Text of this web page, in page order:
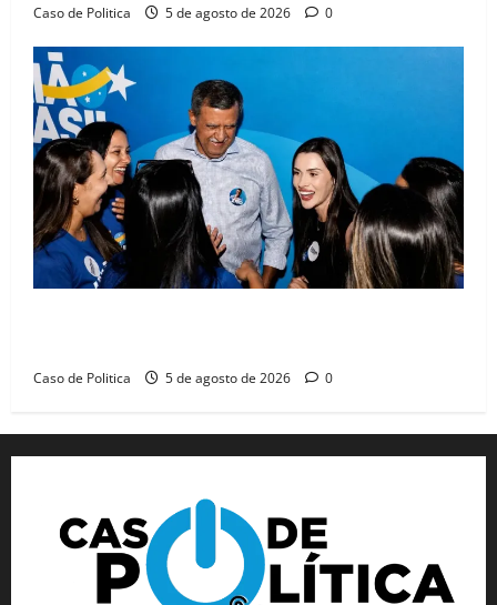
Caso de Politica 5 de agosto de 2026 0
Caso de Politica 5 de agosto de 2026 0